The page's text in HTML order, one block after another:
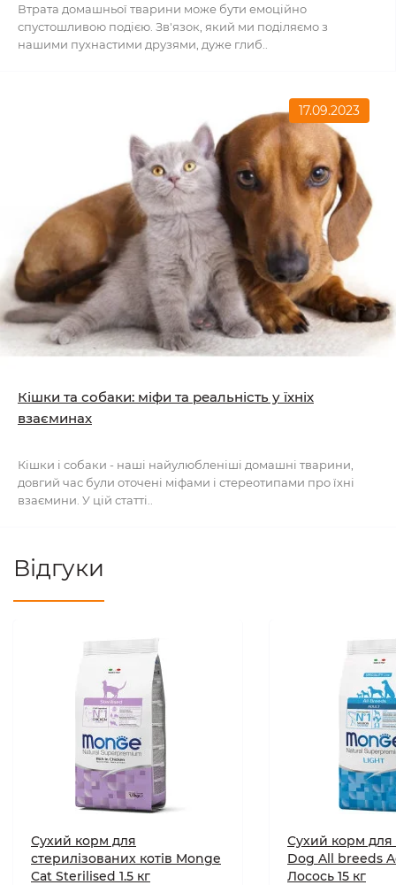
Втрата домашньої тварини може бути емоційно
спустошливою подією. Зв'язок, який ми поділяємо з
нашими пухнастими друзями, дуже глиб..
17.09.2023
Кішки та собаки: міфи та реальність у їхніх
взаєминах
Кішки і собаки - наші найулюбленіші домашні тварини,
довгий час були оточені міфами і стереотипами про їхні
взаємини. У цій статті..
Відгуки
Сухий корм для
стерилізованих котів Monge
Cat Sterilised 1.5 кг
Сухий корм для
Dog All breeds
Лосось 15 кг